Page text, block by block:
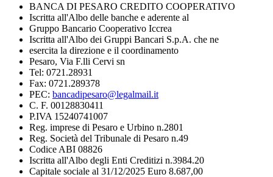
BANCA DI PESARO CREDITO COOPERATIVO
Iscritta all'Albo delle banche e aderente al
Gruppo Bancario Cooperativo Iccrea
Iscritta all'Albo dei Gruppi Bancari S.p.A. che ne
esercita la direzione e il coordinamento
Pesaro, Via F.lli Cervi sn
Tel: 0721.28931
Fax: 0721.289378
PEC: bancadipesaro@legalmail.it
C. F. 00128830411
P.IVA 15240741007
Reg. imprese di Pesaro e Urbino n.2801
Reg. Società del Tribunale di Pesaro n.49
Codice ABI 08826
Iscritta all'Albo degli Enti Creditizi n.3984.20
Capitale sociale al 31/12/2025 Euro 8.687,00